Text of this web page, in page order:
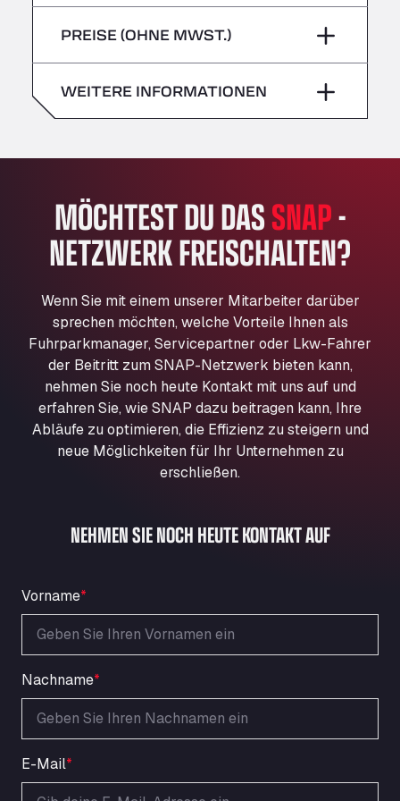
All 4 Trucks
Klaverbladstaat 21, 3560
American Truck Wash
Av. des Etats-Unis 90, 6041
Aut. A4 Salida 288 Pol. Ind. del Guadiel, 23210
AP7 Salida 2, C/ Bassegoda, 4, 17700
Andamur Pamplona
A-15 Salida Imarcoain, 31119
Aut A1 Exit 385, 01207
Anglia Motel
Washway Road, PE12 8LT
Anpol Sp. z o.o.
Ul. Torunska 147, 85884
Aqua Ariva GmbH
Marie-Curie-Straße 24, 68219
Aral Autohof Bockel
Oppelner Str. 1, 31167
ARAL Autohof Preis
Schellweilerstraße 1, 66871
ARAL Tankstelle - XXL Truckwash.de
GmbH
Ardleigh South Services
a120 westbound, CO77SL
Area 47 Hermanos Rico
Autovia A4 km 47, 28300
Sonntag –
Samstag –
Sonntag –
PREISE (OHNE MWST.)
WEITERE INFORMATIONEN
MÖCHTEST DU DASSNAP-
NETZWERK FREISCHALTEN?
Wenn Sie mit einem unserer Mitarbeiter darüber
sprechen möchten, welche Vorteile Ihnen als
Fuhrparkmanager, Servicepartner oder Lkw-Fahrer
der Beitritt zum SNAP-Netzwerk bieten kann,
nehmen Sie noch heute Kontakt mit uns auf und
erfahren Sie, wie SNAP dazu beitragen kann, Ihre
Abläufe zu optimieren, die Effizienz zu steigern und
neue Möglichkeiten für Ihr Unternehmen zu
erschließen.
NEHMEN SIE NOCH HEUTE KONTAKT AUF
Vorname*
Nachname*
E-Mail*